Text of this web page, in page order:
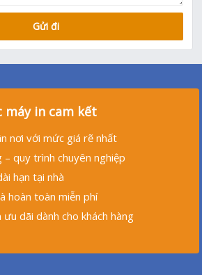
máy in cam kết
nơi với mức giá rẽ nhất
quy trình chuyên nghiệp
hạn tại nhà
hoàn toàn miễn phí
dãi dành cho khách hàng